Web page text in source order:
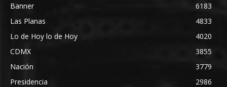
Banner
6183
Las Planas
4833
Lo de Hoy lo de Hoy
4020
CDMX
3855
Nación
3779
Presidencia
2986